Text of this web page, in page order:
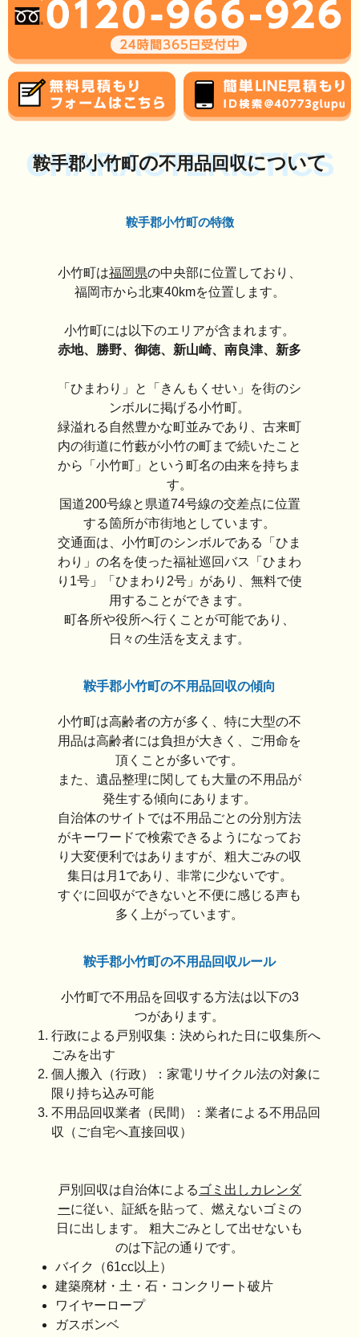
CHARACTERISTICS
鞍手郡小竹町の不用品回収について
鞍手郡小竹町の特徴
小竹町は福岡県の中央部に位置しており、
福岡市から北東40kmを位置します。
小竹町には以下のエリアが含まれます。
赤地、勝野、御徳、新山崎、南良津、新多
「ひまわり」と「きんもくせい」を街のシ
ンボルに掲げる小竹町。
緑溢れる自然豊かな町並みであり、古来町
内の街道に竹藪が小竹の町まで続いたこと
から「小竹町」という町名の由来を持ちま
す。
国道200号線と県道74号線の交差点に位置
する箇所が市街地としています。
交通面は、小竹町のシンボルである「ひま
わり」の名を使った福祉巡回バス「ひまわ
り1号」「ひまわり2号」があり、無料で使
用することができます。
町各所や役所へ行くことが可能であり、
日々の生活を支えます。
鞍手郡小竹町の不用品回収の傾向
小竹町は高齢者の方が多く、特に大型の不
用品は高齢者には負担が大きく、ご用命を
頂くことが多いです。
また、遺品整理に関しても大量の不用品が
発生する傾向にあります。
自治体のサイトでは不用品ごとの分別方法
がキーワードで検索できるようになってお
り大変便利ではありますが、粗大ごみの収
集日は月1であり、非常に少ないです。
すぐに回収ができないと不便に感じる声も
多く上がっています。
鞍手郡小竹町の不用品回収ルール
小竹町で不用品を回収する方法は以下の3
つがあります。
行政による戸別収集：決められた日に収集所へ
ごみを出す
個人搬入（行政）：家電リサイクル法の対象に
限り持ち込み可能
不用品回収業者（民間）：業者による不用品回
収（ご自宅へ直接回収）
戸別回収は自治体による ゴミ出しカレンダ
ーに従い、証紙を貼って、燃えないゴミの
日に出します。 粗大ごみとして出せないも
のは下記の通りです。
バイク（61cc以上）
建築廃材・土・石・コンクリート破片
ワイヤーロープ
ガスボンベ